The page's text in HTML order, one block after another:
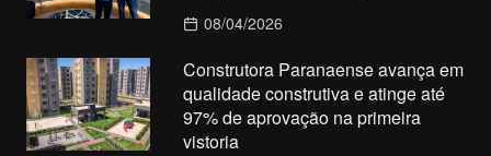
08/04/2026
Construtora Paranaense avança em
qualidade construtiva e atinge até
97% de aprovação na primeira
vistoria